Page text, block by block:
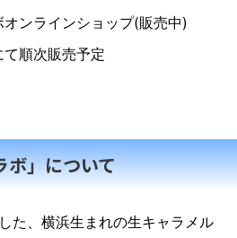
ンラインショップ(販売中)
順次販売予定
ボ」について
た、横浜生まれの生キャラメル